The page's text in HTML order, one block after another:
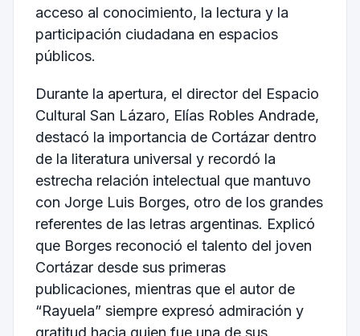
acceso al conocimiento, la lectura y la
participación ciudadana en espacios
públicos.
Durante la apertura, el director del Espacio
Cultural San Lázaro, Elías Robles Andrade,
destacó la importancia de Cortázar dentro
de la literatura universal y recordó la
estrecha relación intelectual que mantuvo
con Jorge Luis Borges, otro de los grandes
referentes de las letras argentinas. Explicó
que Borges reconoció el talento del joven
Cortázar desde sus primeras
publicaciones, mientras que el autor de
“Rayuela” siempre expresó admiración y
gratitud hacia quien fue una de sus